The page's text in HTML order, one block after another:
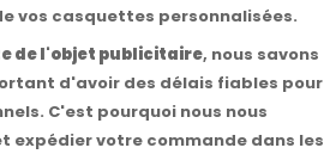
vos casquettes personnalisées.
de l'objet publicitaire, nous savons
d'avoir des délais fiables pour
C'est pourquoi nous nous
expédier votre commande dans les